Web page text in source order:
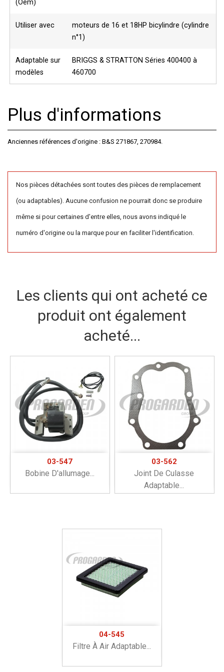
(Oem)
Utiliser avec
moteurs de 16 et 18HP bicylindre (cylindre
n°1)
Adaptable sur
modèles
BRIGGS & STRATTON Séries 400400 à
460700
Plus d'informations
Anciennes références d'origine : B&S 271867, 270984.
Nos pièces détachées sont toutes des pièces de remplacement
(ou adaptables). Aucune confusion ne pourrait donc se produire
même si pour certaines d'entre elles, nous avons indiqué le
numéro d'origine ou la marque pour en faciliter l'identification.
Les clients qui ont acheté ce
produit ont également
acheté...
03-547
Bobine D'allumage...
03-562
Joint De Culasse
Adaptable...
04-545
Filtre À Air Adaptable...